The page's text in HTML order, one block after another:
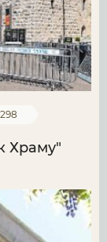
Храму"